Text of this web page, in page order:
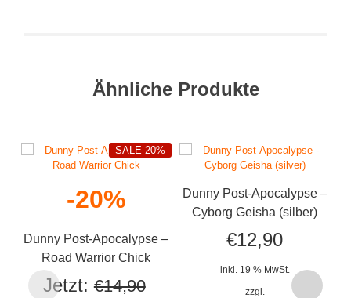
Ähnliche Produkte
-20%
Dunny Post-Apocalypse –
Road Warrior Chick
SALE 20%
Jetzt: €14,90
Dunny Post-Apocalypse –
Cyborg Geisha (silber)
€12,90
inkl. 19 % MwSt.
zzgl.